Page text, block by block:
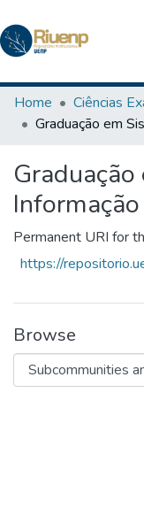
Communities &
Browse DSpace
Statistics
Home
Ciências
Informação
Permanent URI for
https://
Browse